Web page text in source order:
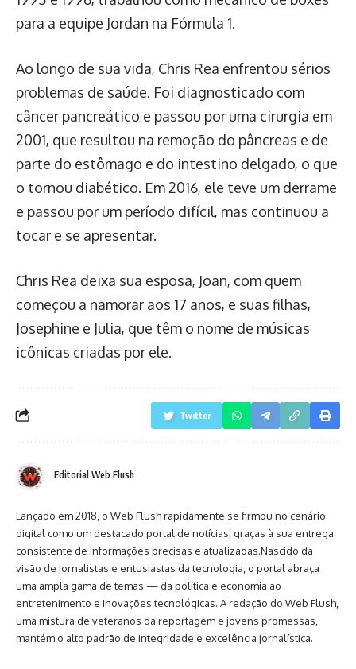
para a equipe Jordan na Fórmula 1.
Ao longo de sua vida, Chris Rea enfrentou sérios
problemas de saúde. Foi diagnosticado com
câncer pancreático e passou por uma cirurgia em
2001, que resultou na remoção do pâncreas e de
parte do estômago e do intestino delgado, o que
o tornou diabético. Em 2016, ele teve um derrame
e passou por um período difícil, mas continuou a
tocar e se apresentar.
Chris Rea deixa sua esposa, Joan, com quem
começou a namorar aos 17 anos, e suas filhas,
Josephine e Julia, que têm o nome de músicas
icônicas criadas por ele.
Twitter
Editorial Web Flush
Lançado em 2018, o Web Flush rapidamente se firmou no cenário
digital como um destacado portal de notícias, graças à sua entrega
consistente de informações precisas e atualizadas.Nascido da
visão de jornalistas e entusiastas da tecnologia, o portal abraça
uma ampla gama de temas — da política e economia ao
entretenimento e inovações tecnológicas. A redação do Web Flush,
uma mistura de veteranos da reportagem e jovens promessas,
mantém o alto padrão de integridade e excelência jornalística.